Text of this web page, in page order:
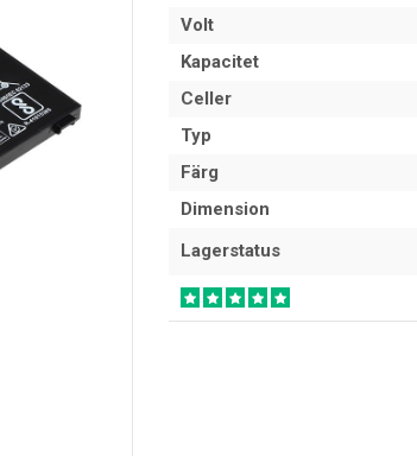
Volt
Kapacitet
Celler
Typ
Färg
Dimension
Lagerstatus